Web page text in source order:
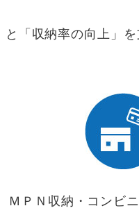
「収納率の向上」
ＭＰＮ収納・コンビ